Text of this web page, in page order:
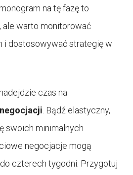
na tę fazę to
ale warto monitorować
i dostosowywać strategię w
czas na
. Bądź elastyczny,
swoich minimalnych
negocjacje mogą
czterech tygodni. Przygotuj